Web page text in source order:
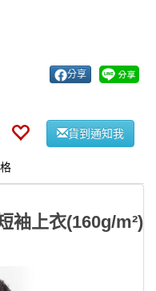
分享
貨到通知我
袖上衣(160g/m²)